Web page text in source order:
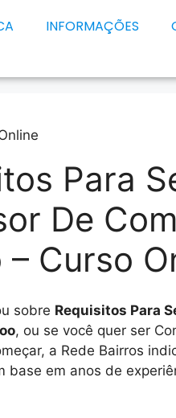
INFORMAÇÕES
Para
De
– Curso
sobre Requisitos Para
, ou se você quer ser
a Rede Bairros
base em anos de